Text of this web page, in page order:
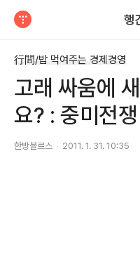
행
行間/밥 먹여주는 경제경영
고래 싸움에
요? : 중미전쟁
한방블르스 2011. 1. 31. 10:35